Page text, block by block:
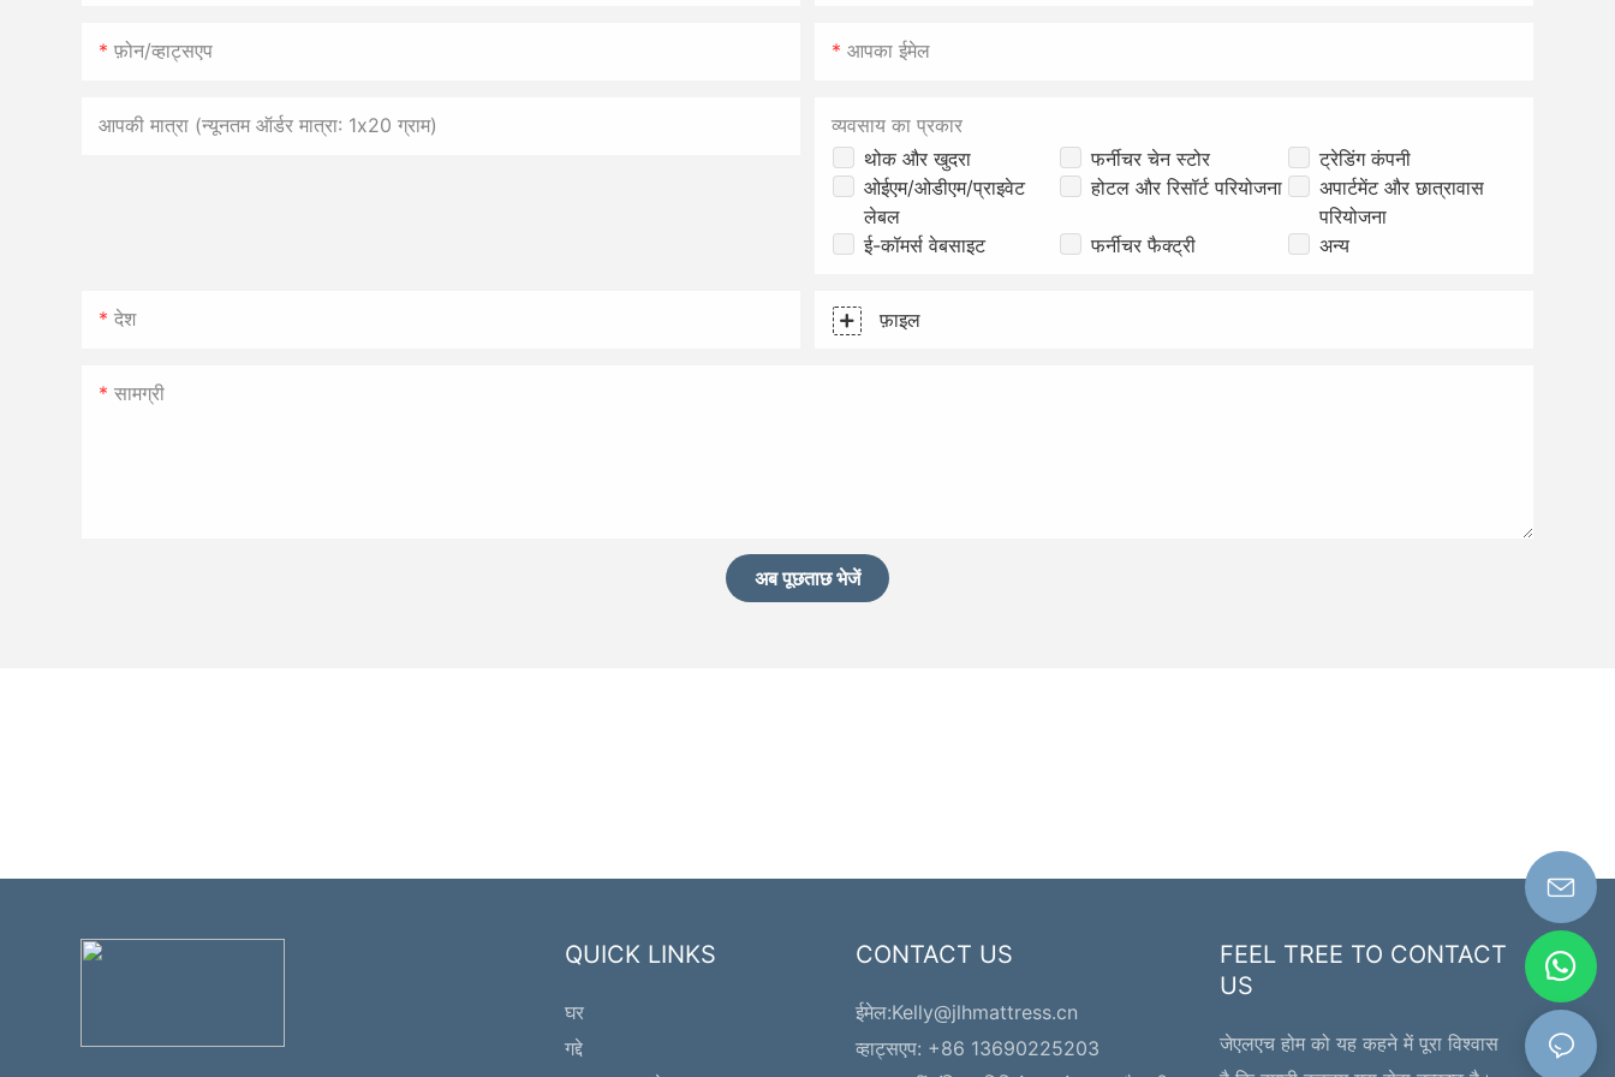
फ़ोन/व्हाट्सएप आपका ईमेल
आपकी मात्रा (न्यूनतम ऑर्डर मात्रा: 1x20 ग्राम)
थोक और खुदरा
फर्नीचर चेन स्टोर
ट्रेडिंग कंपनी
ओईएम/ओडीएम/प्राइवेट
लेबल
होटल और रिसॉर्ट परियोजना
अपार्टमेंट और छात्रावास
परियोजना
ई-कॉमर्स वेबसाइट
फर्नीचर फैक्ट्री अन्य
व्यवसाय का प्रकार
देश फ़ाइल
सामग्री
अब पूछताछ भेजें
QUICK LINKS
घर
गद्दे
CONTACT US
ईमेल:Kelly@jlhmattress.cn
व्हाट्सएप: +86 13690225203
FEEL TREE TO CONTACT
US
जेएलएच होम को यह कहने में पूरा विश्वास